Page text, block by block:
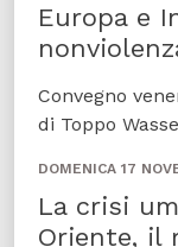
Europa e
Convegno
di Toppo
DOMENICA 17
La crisi
Oriente, il